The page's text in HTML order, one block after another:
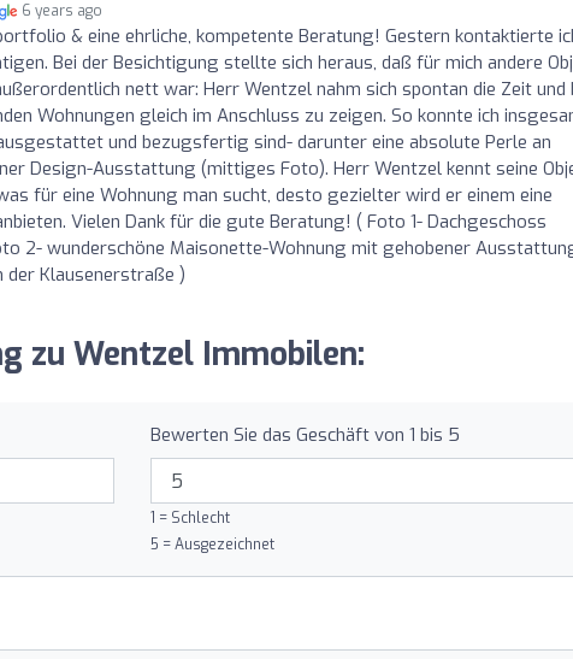
6 years ago
& eine ehrliche, kompetente Beratung! Gestern kontaktierte
Bei der Besichtigung stellte sich heraus, daß für mich andere
nett war: Herr Wentzel nahm sich spontan die Zeit und
Wohnungen gleich im Anschluss zu zeigen. So konnte ich
und bezugsfertig sind- darunter eine absolute Perle an
Design-Ausstattung (mittiges Foto). Herr Wentzel kennt seine
für eine Wohnung man sucht, desto gezielter wird er einem eine
Vielen Dank für die gute Beratung! ( Foto 1- Dachgeschoss
2- wunderschöne Maisonette-Wohnung mit gehobener
Klausenerstraße )
zu Wentzel Immobilen:
Bewerten Sie das Geschäft von 1 bis 5
1 = Schlecht
5 = Ausgezeichnet